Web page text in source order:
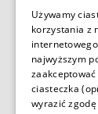
Używamy
korzystania z
najwyższym
ciasteczka
wyrazić